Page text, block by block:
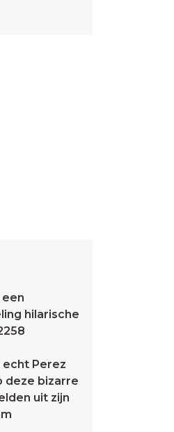
hilarische
echt Perez
deze bizarre
uit zijn